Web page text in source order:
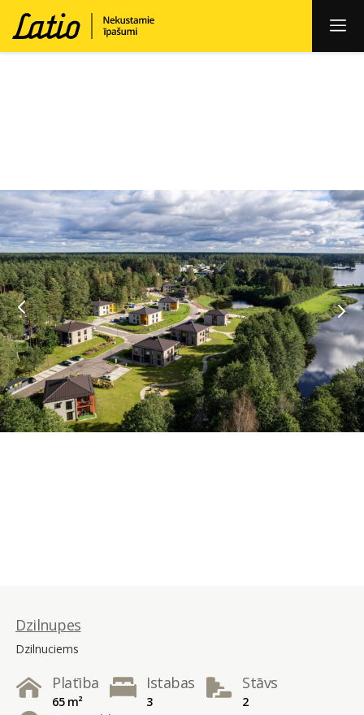
Dzilnupes
Dzilnuciems
Platība
65 m²
Istabas
3
Stāvs
2